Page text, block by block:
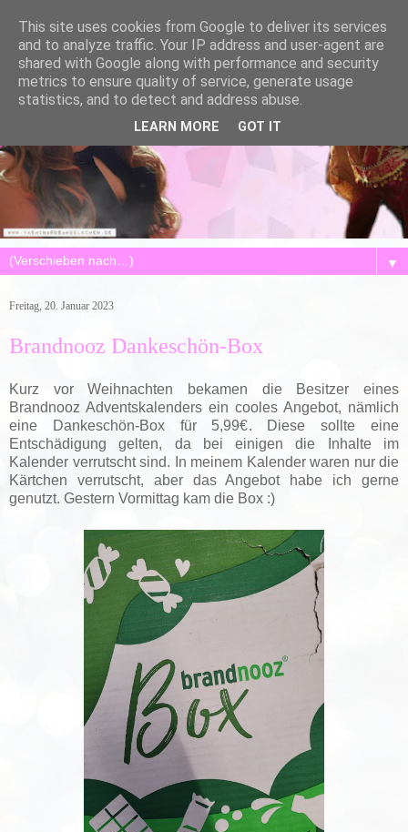
▼
Freitag, 20. Januar 2023
Brandnooz Dankeschön-Box
Kurz vor Weihnachten bekamen die Besitzer eines
Brandnooz Adventskalenders ein cooles Angebot, nämlich
eine Dankeschön-Box für 5,99€. Diese sollte eine
Entschädigung gelten, da bei einigen die Inhalte im
Kalender verrutscht sind. In meinem Kalender waren nur die
Kärtchen verrutscht, aber das Angebot habe ich gerne
genutzt. Gestern Vormittag kam die Box :)
This site uses cookies from Google to deliver its services
and to analyze traffic. Your IP address and user-agent are
shared with Google along with performance and security
metrics to ensure quality of service, generate usage
statistics, and to detect and address abuse.
LEARN MORE GOT IT